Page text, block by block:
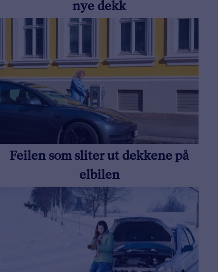
nye dekk
Feilen som sliter ut dekkene på
elbilen